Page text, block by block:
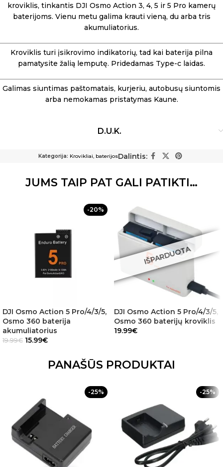
kroviklis, tinkantis DJI Osmo Action 3, 4, 5 ir 5 Pro kamerų
baterijoms. Vienu metu galima krauti vieną, du arba tris
akumuliatorius.
Kroviklis turi įsikrovimo indikatorių, tad kai baterija pilna
pamatysite žalią lemputę. Pridedamas Type-c laidas.
Galimas siuntimas paštomatais, kurjeriu, autobusų siuntomis
arba nemokamas pristatymas Kaune.
D.U.K.
Kategorija: Krovikliai, baterijosDalintis:
JUMS TAIP PAT GALI PATIKTI…
-20%
DJI Osmo Action 5 Pro/4/3/5,
Osmo 360 baterija
akumuliatorius
19.99€ 15.99€
IŠPARDUOTA
DJI Osmo Action 5 Pro/4/3/5,
Osmo 360 baterijų kroviklis
19.99€
PANAŠŪS PRODUKTAI
-25% -25%